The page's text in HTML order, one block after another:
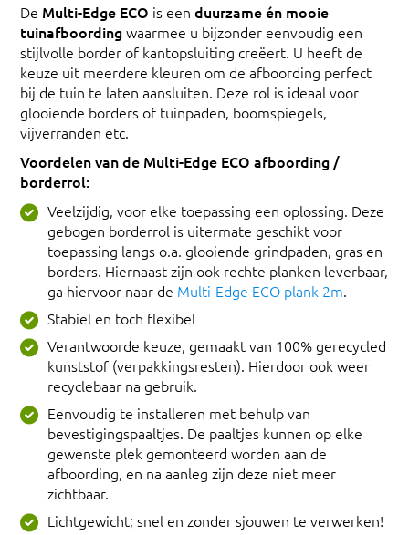
De Multi-Edge ECO is een duurzame én mooie
tuinafboordingwaarmee u bijzonder eenvoudig een
stijlvolle border of kantopsluiting creëert. U heeft de
keuze uit meerdere kleuren om de afboording perfect
bij de tuin te laten aansluiten. Deze rol is ideaal voor
glooiende borders of tuinpaden, boomspiegels,
vijverranden etc.
Voordelen van de Multi-Edge ECO afboording /
borderrol:
Veelzijdig, voor elke toepassing een oplossing. Deze
gebogen borderrol is uitermate geschikt voor
toepassing langs o.a. glooiende grindpaden, gras en
borders. Hiernaast zijn ook rechte planken leverbaar,
ga hiervoor naar de Multi-Edge ECO plank 2m.
Stabiel en toch flexibel
Verantwoorde keuze, gemaakt van 100% gerecycled
kunststof (verpakkingsresten). Hierdoor ook weer
recyclebaar na gebruik.
Eenvoudig te installeren met behulp van
bevestigingspaaltjes. De paaltjes kunnen op elke
gewenste plek gemonteerd worden aan de
afboording, en na aanleg zijn deze niet meer
zichtbaar.
Lichtgewicht; snel en zonder sjouwen te verwerken!